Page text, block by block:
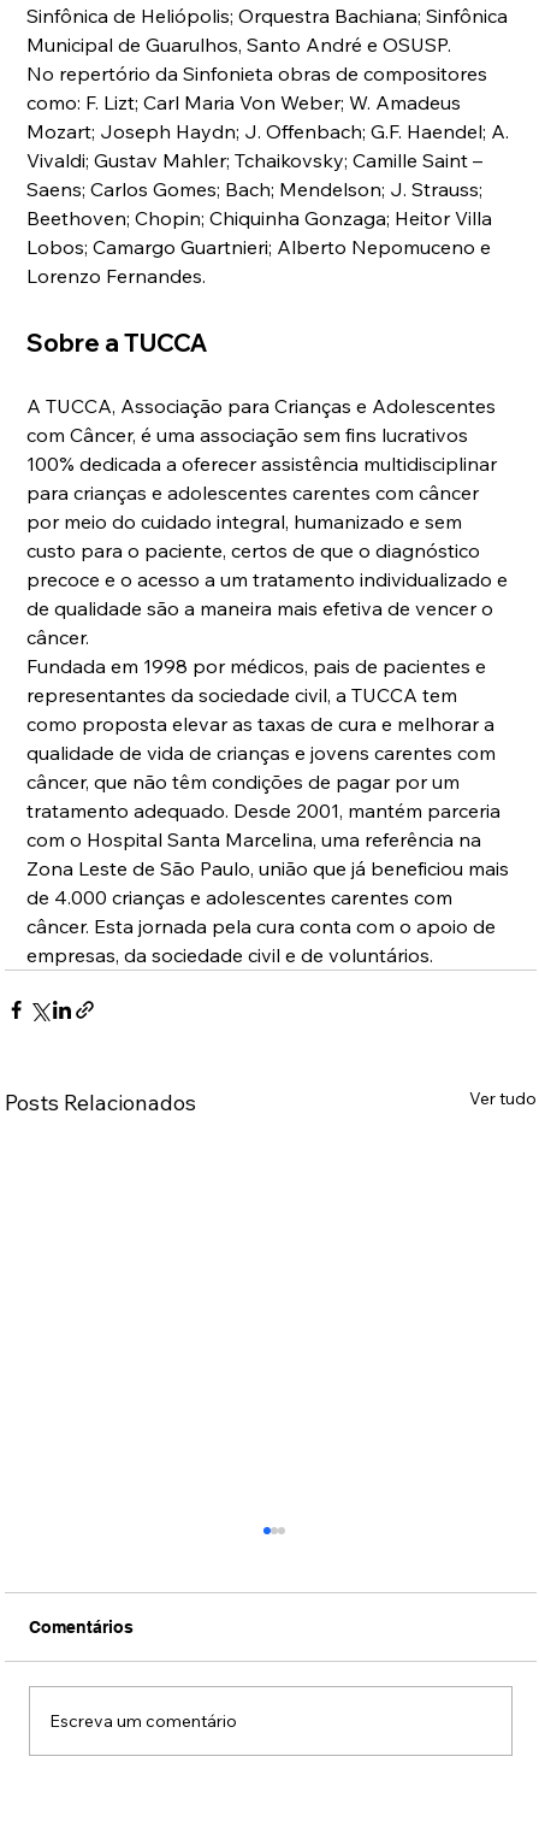
Sinfônica de Heliópolis; Orquestra Bachiana; Sinfônica
Municipal de Guarulhos, Santo André e OSUSP.
No repertório da Sinfonieta obras de compositores
como: F. Lizt; Carl Maria Von Weber; W. Amadeus
Mozart; Joseph Haydn; J. Offenbach; G.F. Haendel; A.
Vivaldi; Gustav Mahler; Tchaikovsky; Camille Saint –
Saens; Carlos Gomes; Bach; Mendelson; J. Strauss;
Beethoven; Chopin; Chiquinha Gonzaga; Heitor Villa
Lobos; Camargo Guartnieri; Alberto Nepomuceno e
Lorenzo Fernandes.
Sobre a TUCCA
A TUCCA, Associação para Crianças e Adolescentes
com Câncer, é uma associação sem fins lucrativos
100% dedicada a oferecer assistência multidisciplinar
para crianças e adolescentes carentes com câncer
por meio do cuidado integral, humanizado e sem
custo para o paciente, certos de que o diagnóstico
precoce e o acesso a um tratamento individualizado e
de qualidade são a maneira mais efetiva de vencer o
câncer.
Fundada em 1998 por médicos, pais de pacientes e
representantes da sociedade civil, a TUCCA tem
como proposta elevar as taxas de cura e melhorar a
qualidade de vida de crianças e jovens carentes com
câncer, que não têm condições de pagar por um
tratamento adequado. Desde 2001, mantém parceria
com o Hospital Santa Marcelina, uma referência na
Zona Leste de São Paulo, união que já beneficiou mais
de 4.000 crianças e adolescentes carentes com
câncer. Esta jornada pela cura conta com o apoio de
empresas, da sociedade civil e de voluntários.
Posts Relacionados Ver tudo
Comentários
Escreva um comentário